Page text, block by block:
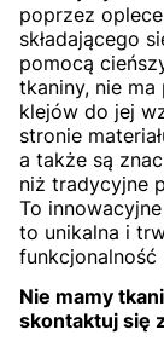
poprzez
składającego
pomocą
tkaniny, nie
klejów do jej
stronie
a także są
niż tradycyjne
To
to unikalna i
funkcjonalność
Nie mamy
skontaktuj się